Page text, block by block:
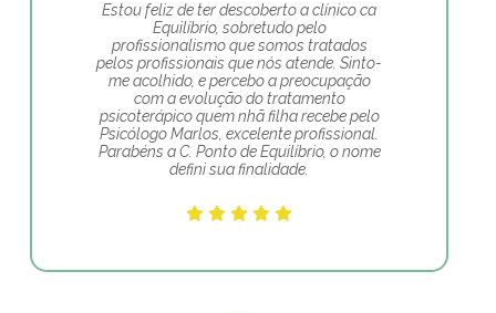
Estou feliz de ter descoberto a clínico ca
Equilíbrio, sobretudo pelo
profissionalismo que somos tratados
pelos profissionais que nós atende. Sinto-
me acolhido, e percebo a preocupação
com a evolução do tratamento
psicoterápico quem nhã filha recebe pelo
Psicólogo Marlos, excelente profissional.
Parabéns a C. Ponto de Equilíbrio, o nome
defini sua finalidade.